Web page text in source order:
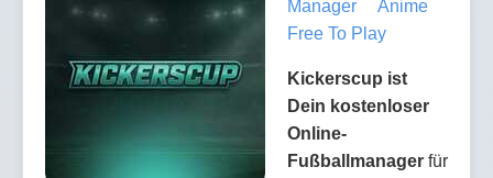
Manager
Anime
Free To Play
Kickerscup ist
Dein kostenloser
Online-
Fußballmanager für